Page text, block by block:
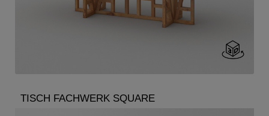
TISCH FACHWERK SQUARE